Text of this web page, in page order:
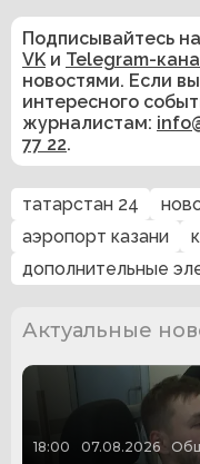
Подписывайтесь
VK и Telegram-
новостями. Если
интересного
журналистам:
77 22.
татарстан 24
аэропорт казани
дополнительные
Актуальные
18:00 07.08.2026